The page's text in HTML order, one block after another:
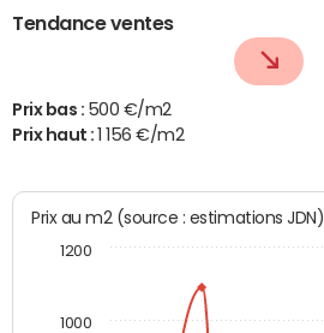
Tendance ventes
Prix bas : 500 €/m2
Prix haut :
1 156 €/m2
Prix au m2 (source : estimations JDN)
1000
1200